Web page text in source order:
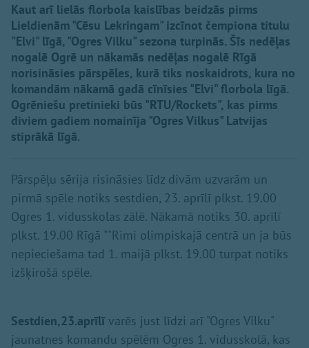
Kaut arī lielās florbola kaislības beidzās pirms
Lieldienām "Cēsu Lekringam" izcīnot čempiona titulu
"Elvi" līgā, "Ogres Vilku" sezona turpinās. Šīs nedēļas
nogalē Ogrē un nākamās nedēļas nogalē Rīgā
norisināsies pārspēles, kurā tiks noskaidrots, kura no
komandām nākamā gadā cīnīsies "Elvi" florbola līgā.
Ogrēniešu pretinieki būs "RTU/Rockets", kas pirms
diviem gadiem nomainīja "Ogres Vilkus" Latvijas
stiprākā līgā.
Pārspēļu sērija risināsies līdz divām uzvarām un
pirmā spēle notiks sestdien, 23. aprīlī plkst. 19.00
Ogres 1. vidusskolas zālē. Nākamā notiks 30. aprīlī
plkst. 19.00 Rīgā ""Rimi olimpiskajā centrā un ja būs
nepieciešama tad 1. maijā plkst. 19.00 turpat notiks
izšķirošā spēle.
Sestdien,23.aprīlī varēs just līdzi arī "Ogres Vilku"
jaunatnes komandu spēlēm Ogres 1. vidusskolā, kas